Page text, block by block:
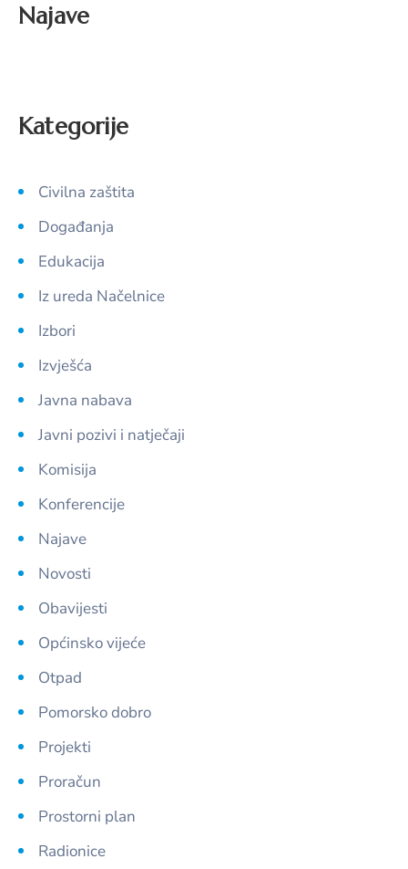
Najave
Kategorije
Civilna zaštita
Događanja
Edukacija
Iz ureda Načelnice
Izbori
Izvješća
Javna nabava
Javni pozivi i natječaji
Komisija
Konferencije
Najave
Novosti
Obavijesti
Općinsko vijeće
Otpad
Pomorsko dobro
Projekti
Proračun
Prostorni plan
Radionice